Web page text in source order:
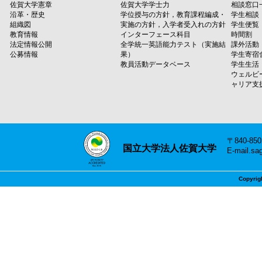
佐賀大学憲章
沿革・歴史
組織図
教育情報
法定情報公開
公募情報
佐賀大学学士力
学位授与の方針，教育課程編成・
実施の方針，入学者受入れの方針
インターフェース科目
全学統一英語能力テスト（実施結
果）
教員活動データベース
相談窓口
学生相談
学生便覧
時間割
課外活動
学生寄宿
学生生活
ウェルビ
ャリア支
国立大学法人佐賀大学
〒840-
E-